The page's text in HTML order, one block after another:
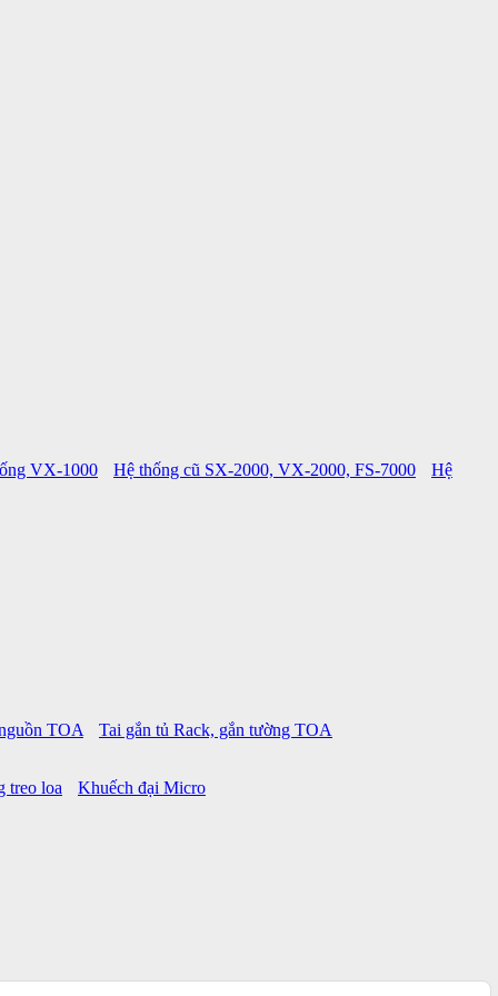
VX-1000 Hệ thống cũ SX-2000, VX-2000, FS-7000
Hệ
TOA
Tai gắn tủ Rack, gắn tường TOA
treo loa
Khuếch đại Micro